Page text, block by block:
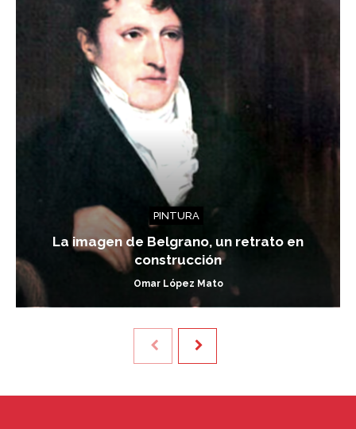
PINTURA
La imagen de Belgrano, un retrato en
construcción
Omar López Mato